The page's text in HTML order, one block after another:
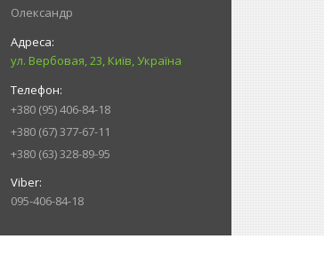
Олександр
ул. Вербовая, 23, Київ, Україна
+380 (95) 406-84-18
+380 (67) 377-67-11
+380 (63) 328-89-95
095-406-84-18